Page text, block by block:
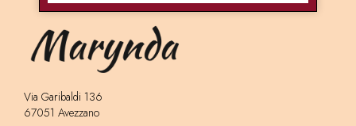
Via Garibaldi 136
67051 Avezzano